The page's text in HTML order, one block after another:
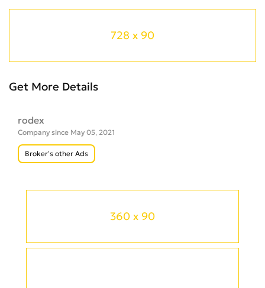
360 x 90
728 x 90
Get More Details
rodex
Company since May 05, 2021
Broker’s other Ads